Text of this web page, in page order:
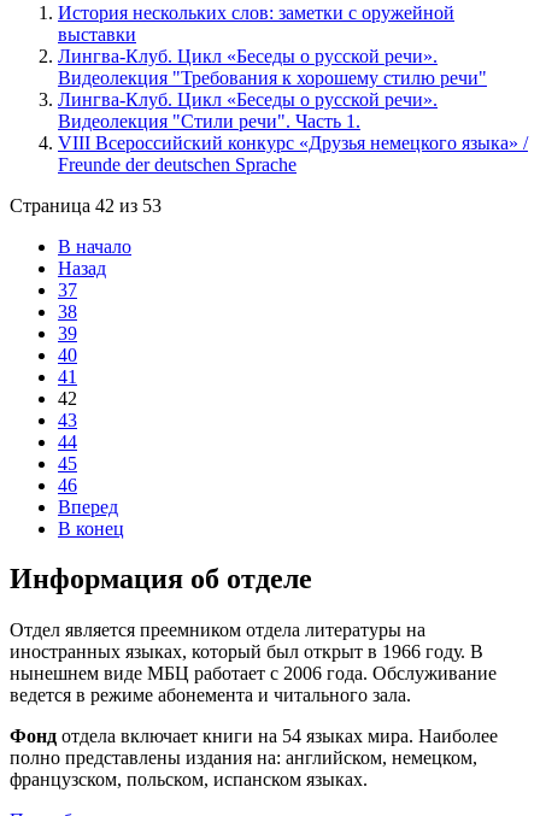
История нескольких слов: заметки с оружейной
выставки
Лингва-Клуб. Цикл «Беседы о русской речи».
Видеолекция "Требования к хорошему стилю речи"
Лингва-Клуб. Цикл «Беседы о русской речи».
Видеолекция "Стили речи". Часть 1.
VIII Всероссийский конкурс «Друзья немецкого языка» /
Freunde der deutschen Sprache
Страница 42 из 53
В начало
Назад
37
38
39
40
41
42
43
44
45
46
Вперед
В конец
Информация об отделе
Отдел является преемником отдела литературы на
иностранных языках, который был открыт в 1966 году. В
нынешнем виде МБЦ работает с 2006 года. Обслуживание
ведется в режиме абонемента и читального зала.
Фонд отдела включает книги на 54 языках мира. Наиболее
полно представлены издания на: английском, немецком,
французском, польском, испанском языках.